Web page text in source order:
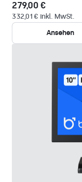
279,00 €
332,01 € inkl. MwSt.
Ansehen